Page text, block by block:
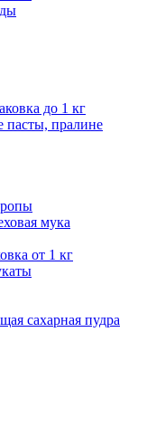
до 1 кг
пасты, пралине
мука
от 1 кг
сахарная пудра